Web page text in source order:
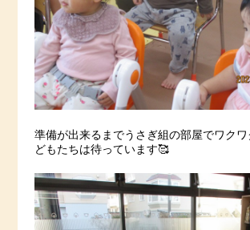
準備が出来るまでうさぎ組の部屋でワク
どもたちは待っています🥰